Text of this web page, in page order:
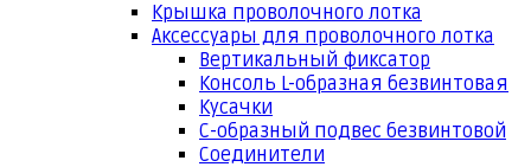
Крышка проволочного лотка
Аксессуары для проволочного лотка
Вертикальный фиксатор
Консоль L-образная безвинтовая
Кусачки
С-образный подвес безвинтовой
Соединители